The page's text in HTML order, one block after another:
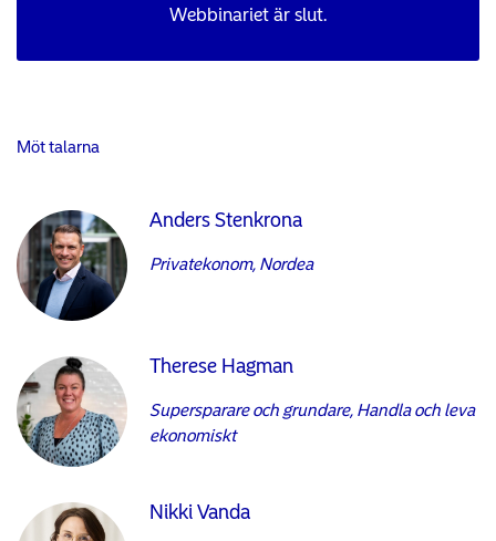
Webbinariet är slut.
Möt talarna
Anders Stenkrona
Privatekonom, Nordea
Therese Hagman
Supersparare och grundare, Handla och leva
ekonomiskt
Nikki Vanda